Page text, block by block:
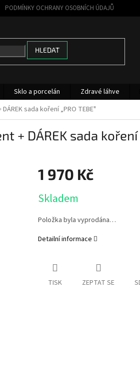
PODMÍNKY OCHRANY OSOBNÍCH ÚDAJŮ
HLEDAT
Sklo a porcelán Zdravé láhve
sada koření „PRO TEBE"
DÁREK sada koření
1 970 Kč
cena:
Skladem
Položka byla vyprodána…
Detailní informace
TISK ZEPTAT SE